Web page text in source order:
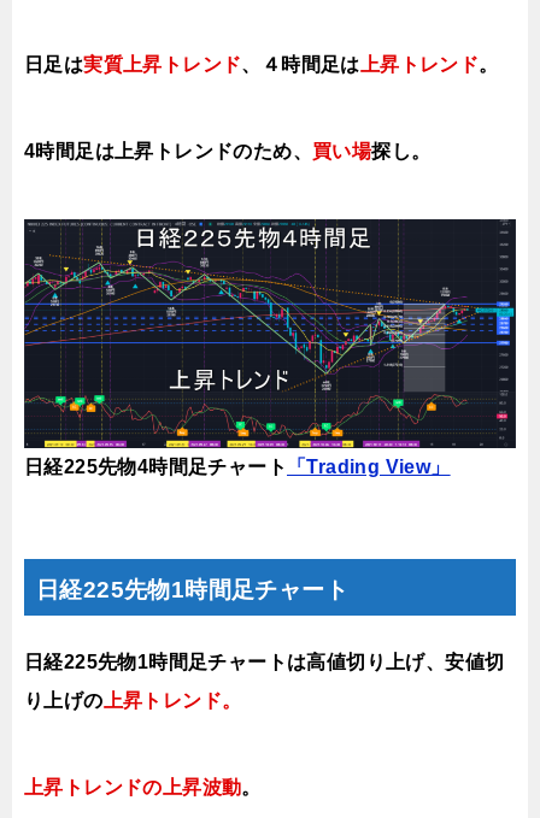
日足は実質上昇ト レンド、４時間足は 上昇ト レンド。
4時間足は上昇トレンドのため、 買い場探し。
日経225先物4時間足チャート 「Trading View」
日経225先物1時間足チャート
日経225先物1時間足チャートは高値切り上げ、安値切
り上げの 上昇トレンド。
上昇トレンドの上昇波動。